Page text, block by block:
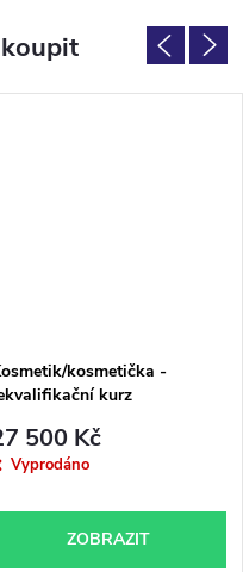
kosmetička -
kurz
500 Kč
Vyprodáno
ZOBRAZIT